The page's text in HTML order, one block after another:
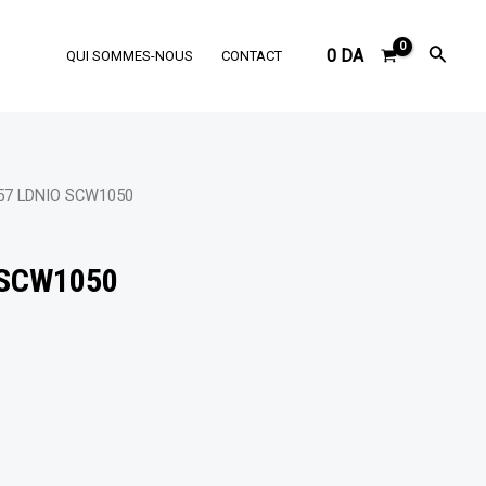
QUI SOMMES-NOUS CONTACT 0 DA
LDNIO SCW1050